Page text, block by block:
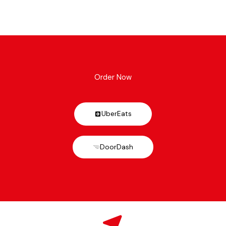
Order Now
UberEats
DoorDash